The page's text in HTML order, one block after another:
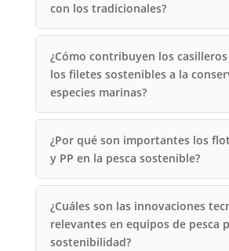
con los tradicionales?
¿Cómo contribuyen los
los filetes sostenibles a la
especies marinas?
¿Por qué son importantes los
y PP en la pesca sostenible?
¿Cuáles son las innovaciones
relevantes en equipos de pesca
sostenibilidad?